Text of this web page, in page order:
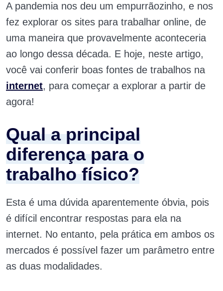
A pandemia nos deu um empurrãozinho, e nos
fez explorar os sites para trabalhar online, de
uma maneira que provavelmente aconteceria
ao longo dessa década. E hoje, neste artigo,
você vai conferir boas fontes de trabalhos na
internet, para começar a explorar a partir de
agora!
Qual a principal
diferença para o
trabalho físico?
Esta é uma dúvida aparentemente óbvia, pois
é difícil encontrar respostas para ela na
internet. No entanto, pela prática em ambos os
mercados é possível fazer um parâmetro entre
as duas modalidades.